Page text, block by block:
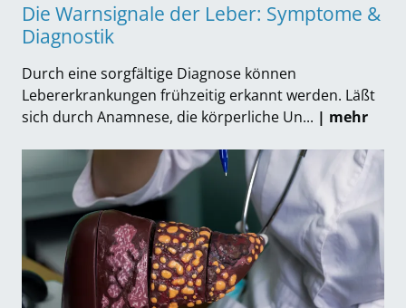
Die Warnsignale der Leber: Symptome &
Diagnostik
Durch eine sorgfältige Diagnose können
Lebererkrankungen frühzeitig erkannt werden. Läßt
sich durch Anamnese, die körperliche Un... | mehr